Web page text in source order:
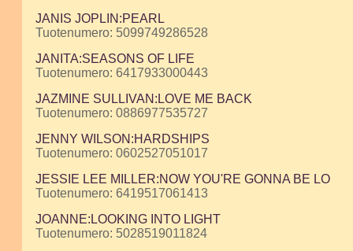
JANIS JOPLIN:PEARL
Tuotenumero: 5099749286528
JANITA:SEASONS OF LIFE
Tuotenumero: 6417933000443
JAZMINE SULLIVAN:LOVE ME BACK
Tuotenumero: 0886977535727
JENNY WILSON:HARDSHIPS
Tuotenumero: 0602527051017
JESSIE LEE MILLER:NOW YOU'RE GONNA BE LO
Tuotenumero: 6419517061413
JOANNE:LOOKING INTO LIGHT
Tuotenumero: 5028519011824